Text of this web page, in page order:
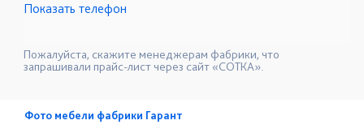
☎+7 (3522) 25-72-27
Показать телефон
Пожалуйста, скажите менеджерам фабрики, что
запрашивали прайс-лист через сайт «СОТКА».
Фото мебели фабрики Гарант